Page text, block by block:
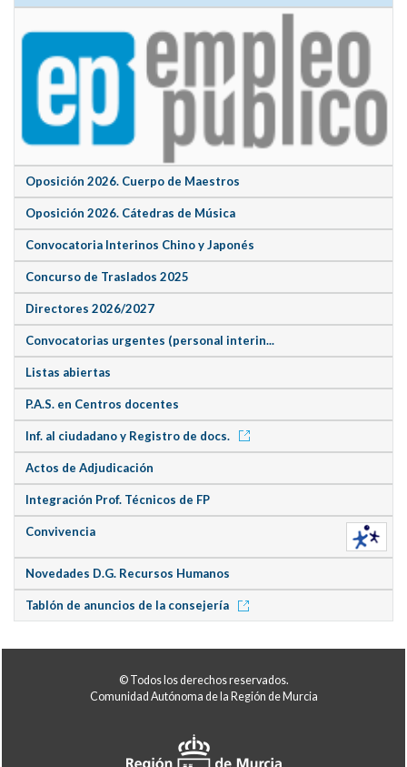
Oposición 2026. Cuerpo de Maestros
Oposición 2026. Cátedras de Música
Convocatoria Interinos Chino y Japonés
Concurso de Traslados 2025
Directores 2026/2027
Convocatorias urgentes (personal interin...
Listas abiertas
P.A.S. en Centros docentes
Inf. al ciudadano y Registro de docs.
Actos de Adjudicación
Integración Prof. Técnicos de FP
Convivencia
Novedades D.G. Recursos Humanos
Tablón de anuncios de la consejería
© Todos los derechos reservados.
Comunidad Autónoma de la Región de Murcia